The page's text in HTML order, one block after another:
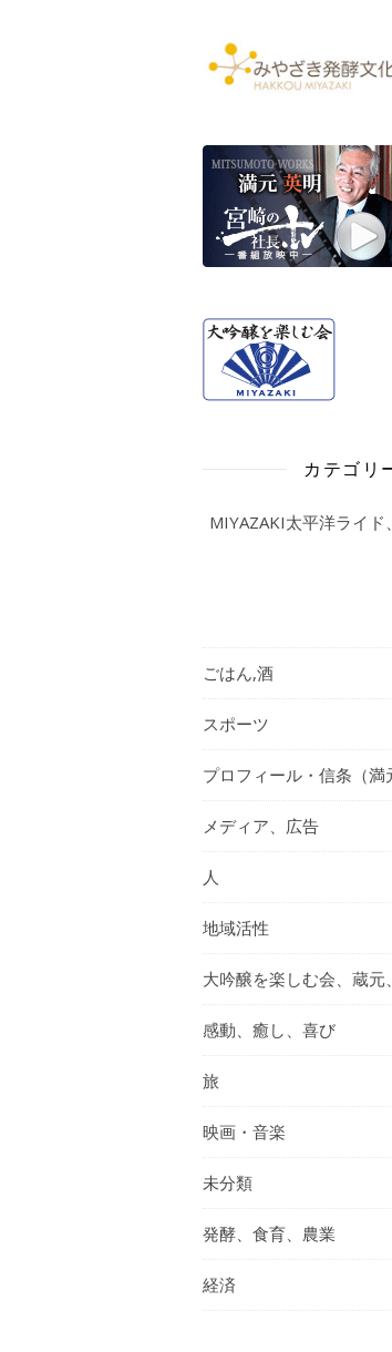
カテゴリ
MIYAZAKI太平洋ライド
ごはん,酒
スポーツ
プロフィール・信条（満
メディア、広告
人
地域活性
大吟醸を楽しむ会、蔵元、
感動、癒し、喜び
旅
映画・音楽
未分類
発酵、食育、農業
経済